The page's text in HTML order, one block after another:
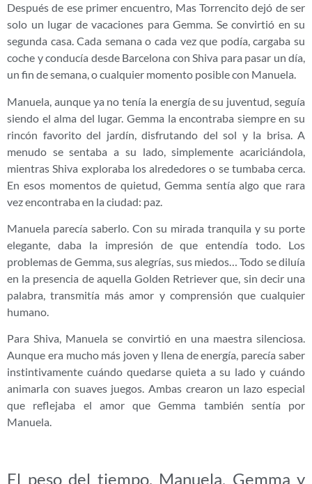
Después de ese primer encuentro, Mas Torrencito dejó de ser
solo un lugar de vacaciones para Gemma. Se convirtió en su
segunda casa. Cada semana o cada vez que podía, cargaba su
coche y conducía desde Barcelona con Shiva para pasar un día,
un fin de semana, o cualquier momento posible con Manuela.
Manuela, aunque ya no tenía la energía de su juventud, seguía
siendo el alma del lugar. Gemma la encontraba siempre en su
rincón favorito del jardín, disfrutando del sol y la brisa. A
menudo se sentaba a su lado, simplemente acariciándola,
mientras Shiva exploraba los alrededores o se tumbaba cerca.
En esos momentos de quietud, Gemma sentía algo que rara
vez encontraba en la ciudad: paz.
Manuela parecía saberlo. Con su mirada tranquila y su porte
elegante, daba la impresión de que entendía todo. Los
problemas de Gemma, sus alegrías, sus miedos… Todo se diluía
en la presencia de aquella Golden Retriever que, sin decir una
palabra, transmitía más amor y comprensión que cualquier
humano.
Para Shiva, Manuela se convirtió en una maestra silenciosa.
Aunque era mucho más joven y llena de energía, parecía saber
instintivamente cuándo quedarse quieta a su lado y cuándo
animarla con suaves juegos. Ambas crearon un lazo especial
que reflejaba el amor que Gemma también sentía por
Manuela.
El peso del tiempo. Manuela, Gemma y